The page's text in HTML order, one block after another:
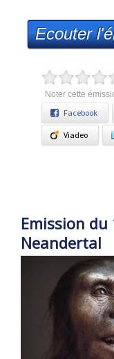
Ecouter
Noter cette
Facebook
Viadeo
Emission
Neandertal